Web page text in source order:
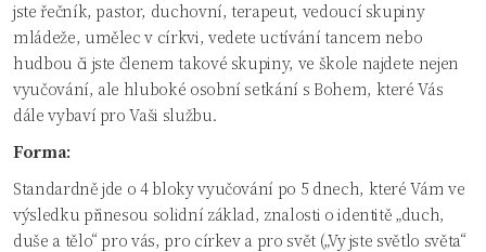
jste řečník, pastor, duchovní, terapeut, vedoucí skupiny
mládeže, umělec v církvi, vedete uctívání tancem nebo
hudbou či jste členem takové skupiny, ve škole najdete nejen
vyučování, ale hluboké osobní setkání s Bohem, které Vás
dále vybaví pro Vaši službu.
Forma:
Standardně jde o 4 bloky vyučování po 5 dnech, které Vám ve
výsledku přinesou solidní základ, znalosti o identitě „duch,
duše a tělo“ pro vás, pro církev a pro svět („Vy jste světlo světa“